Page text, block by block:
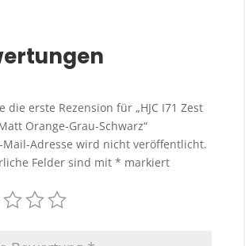
die erste Rezension für „HJC I71 Zest
Orange-Grau-Schwarz“
Mail-Adresse wird nicht veröffentlicht.
Felder sind mit * markiert